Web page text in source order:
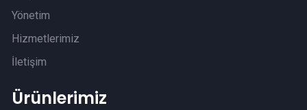
Yönetim
Hizmetlerimiz
İletişim
Ürünlerimiz